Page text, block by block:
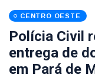
CENTRO OESTE
Polícia Civil
entrega de
em Pará de